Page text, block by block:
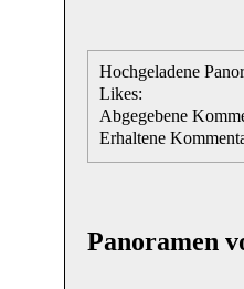
Hochgeladene
Likes:
Abgegebene
Erhaltene
Panoramen